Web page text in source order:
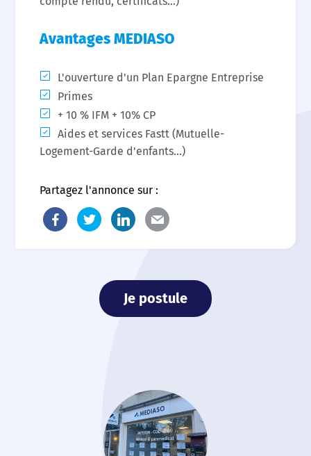
Avantages MEDIASO
L'ouverture d'un Plan Epargne Entreprise
Primes
+ 10 % IFM + 10% CP
Aides et services Fastt (Mutuelle-
Logement-Garde d'enfants...)
Partagez l'annonce sur :
Je postule